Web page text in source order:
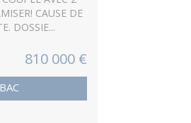
CAUSE DE
DOSSIE...
810 000 €